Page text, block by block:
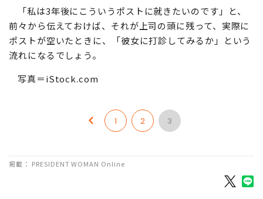
「私は3年後にこういうポストに就きたいのです」と、
前々から伝えておけば、それが上司の頭に残って、実際に
ポストが空いたときに、「彼女に打診してみるか」という
流れになるでしょう。
写真＝iStock.com
1 2 3
掲載： PRESIDENT WOMAN Online